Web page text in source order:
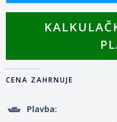
CENA ZAHRNUJE
Plavba: